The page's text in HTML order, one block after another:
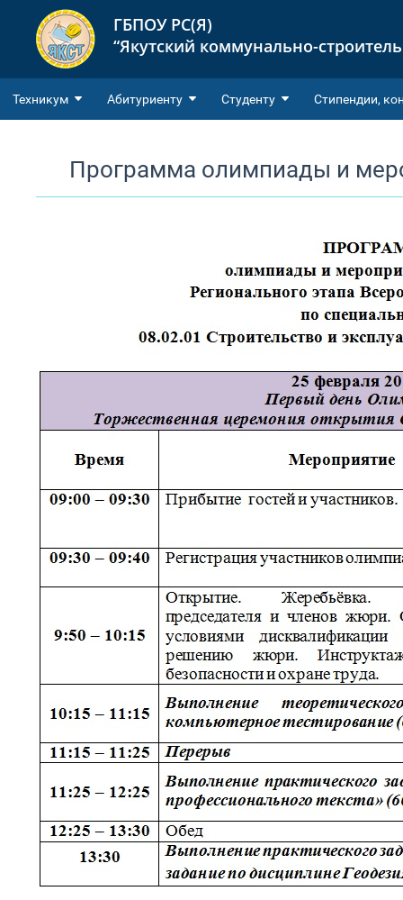
ГБПОУ РС(Я)
“Якутский коммунально-
Техникум Абитуриенту Студенту Cтипендии,
Программа олимпиады и